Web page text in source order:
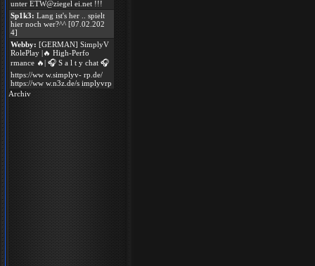
unter ETW@ziegel ei.net !!!
Sp1k3: Lang ist's her .. spielt
hier noch wer?^^ [07.02.202
4]
Webby: [GERMAN] SimplyV
RolePlay |🔥 High-Perfo
rmance 🔥| 🎧 S a l t y chat 🎧
https://ww w.simplyv- rp.de/
https://ww w.n3z.de/s implyvrp
Archiv